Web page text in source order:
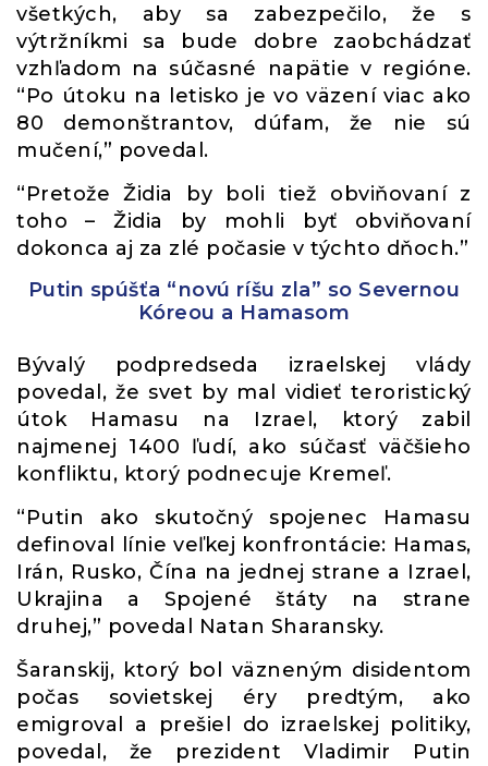
všetkých, aby sa zabezpečilo, že s
výtržníkmi sa bude dobre zaobchádzať
vzhľadom na súčasné napätie v regióne.
“Po útoku na letisko je vo väzení viac ako
80 demonštrantov, dúfam, že nie sú
mučení,” povedal.
“Pretože Židia by boli tiež obviňovaní z
toho – Židia by mohli byť obviňovaní
dokonca aj za zlé počasie v týchto dňoch.”
Putin spúšťa “novú ríšu zla” so Severnou
Kóreou a Hamasom
Bývalý podpredseda izraelskej vlády
povedal, že svet by mal vidieť teroristický
útok Hamasu na Izrael, ktorý zabil
najmenej 1400 ľudí, ako súčasť väčšieho
konfliktu, ktorý podnecuje Kremeľ.
“Putin ako skutočný spojenec Hamasu
definoval línie veľkej konfrontácie: Hamas,
Irán, Rusko, Čína na jednej strane a Izrael,
Ukrajina a Spojené štáty na strane
druhej,” povedal Natan Sharansky.
Šaranskij, ktorý bol väzneným disidentom
počas sovietskej éry predtým, ako
emigroval a prešiel do izraelskej politiky,
povedal, že prezident Vladimir Putin